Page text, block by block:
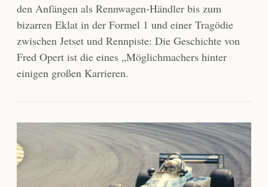
den Anfängen als Rennwagen-Händler bis zum
bizarren Eklat in der Formel 1 und einer Tragödie
zwischen Jetset und Rennpiste: Die Geschichte von
Fred Opert ist die eines „Möglichmachers hinter
einigen großen Karrieren.